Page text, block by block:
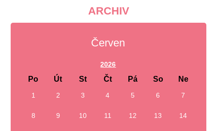
ARCHIV
Červen
2026
Po Út St Čt Pá So Ne
1 2 3 4 5 6 7
8 9 10 11 12 13 14